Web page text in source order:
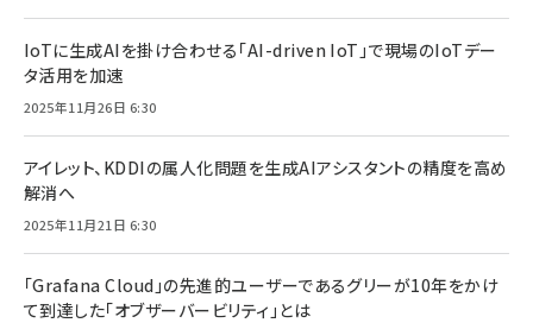
IoTに生成AIを掛け合わせる「AI-driven IoT」で現場のIoTデー
タ活用を加速
2025年11月26日 6:30
アイレット、KDDIの属人化問題を生成AIアシスタントの精度を高め
解消へ
2025年11月21日 6:30
「Grafana Cloud」の先進的ユーザーであるグリーが10年をかけ
て到達した「オブザーバービリティ」とは